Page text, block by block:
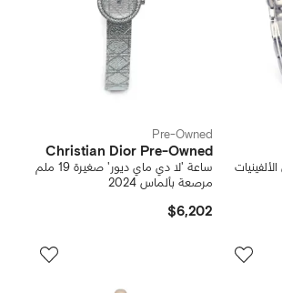
Pre-Owned
Christian Dior Pre-Owned
ساعة 'لا دي ماي ديور' صغيرة 19 ملم
مرصعة بألماس 2024
$6,202